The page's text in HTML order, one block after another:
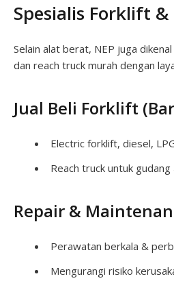
Spesialis Forklift &
Selain alat berat, NEP juga
dan reach truck murah dengan
Jual Beli Forklift
Electric forklift, diesel,
Reach truck untuk
Repair &
Perawatan berkala &
Mengurangi risiko